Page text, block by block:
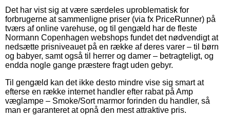
Det har vist sig at være særdeles uproblematisk for
forbrugerne at sammenligne priser (via fx PriceRunner) på
tværs af online varehuse, og til gengæld har de fleste
Normann Copenhagen webshops fundet det nødvendigt at
nedsætte prisniveauet på en række af deres varer – til børn
og babyer, samt også til herrer og damer – betragteligt, og
endda nogle gange præstere fragt uden gebyr.
Til gengæld kan det ikke desto mindre vise sig smart at
efterse en række internet handler efter rabat på Amp
væglampe – Smoke/Sort marmor forinden du handler, så
man er garanteret at opnå den mest attraktive pris.